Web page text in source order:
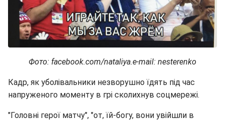
Фото: facebook.com/nataliya.e-mail: nesterenko
Кадр, як уболівальники незворушно їдять під час
напруженого моменту в грі сколихнув соцмережі.
"Головні герої матчу", "от, їй-богу, вони увійшли в